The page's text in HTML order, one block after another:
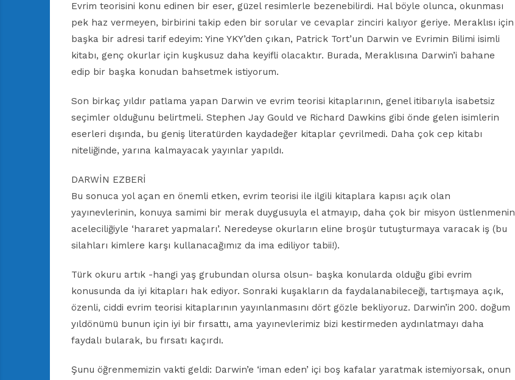
Evrim teorisini konu edinen bir eser, güzel resimlerle bezenebilirdi. Hal böyle olunca, okunması
pek haz vermeyen, birbirini takip eden bir sorular ve cevaplar zinciri kalıyor geriye. Meraklısı için
başka bir adresi tarif edeyim: Yine YKY’den çıkan, Patrick Tort’un Darwin ve Evrimin Bilimi isimli
kitabı, genç okurlar için kuşkusuz daha keyifli olacaktır. Burada, Meraklısına Darwin’i bahane
edip bir başka konudan bahsetmek istiyorum.
Son birkaç yıldır patlama yapan Darwin ve evrim teorisi kitaplarının, genel itibarıyla isabetsiz
seçimler olduğunu belirtmeli. Stephen Jay Gould ve Richard Dawkins gibi önde gelen isimlerin
eserleri dışında, bu geniş literatürden kaydadeğer kitaplar çevrilmedi. Daha çok cep kitabı
niteliğinde, yarına kalmayacak yayınlar yapıldı.
DARWİN EZBERİ
Bu sonuca yol açan en önemli etken, evrim teorisi ile ilgili kitaplara kapısı açık olan
yayınevlerinin, konuya samimi bir merak duygusuyla el atmayıp, daha çok bir misyon üstlenmenin
aceleciliğiyle ‘hararet yapmaları’. Neredeyse okurların eline broşür tutuşturmaya varacak iş (bu
silahları kimlere karşı kullanacağımız da ima ediliyor tabii!).
Türk okuru artık -hangi yaş grubundan olursa olsun- başka konularda olduğu gibi evrim
konusunda da iyi kitapları hak ediyor. Sonraki kuşakların da faydalanabileceği, tartışmaya açık,
özenli, ciddi evrim teorisi kitaplarının yayınlanmasını dört gözle bekliyoruz. Darwin’in 200. doğum
yıldönümü bunun için iyi bir fırsattı, ama yayınevlerimiz bizi kestirmeden aydınlatmayı daha
faydalı bularak, bu fırsatı kaçırdı.
Şunu öğrenmemizin vakti geldi: Darwin’e ‘iman eden’ içi boş kafalar yaratmak istemiyorsak, onun